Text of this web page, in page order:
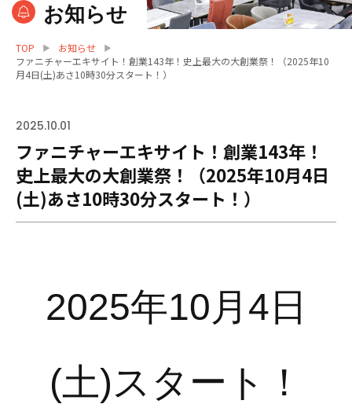
お知らせ
TOP
お知らせ
ファニチャーエキサイト！創業143年！史上最大の大創業祭！（2025年10
月4日(土)あさ10時30分スタート！）
2025.10.01
ファニチャーエキサイト！創業143年！
史上最大の大創業祭！（2025年10月4日
(土)あさ10時30分スタート！）
2025年10月4日
(土)スタート！